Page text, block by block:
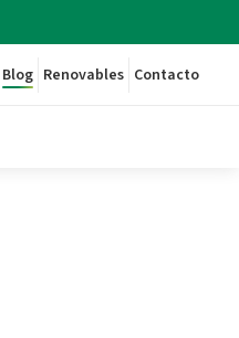
Blog Renovables Contacto